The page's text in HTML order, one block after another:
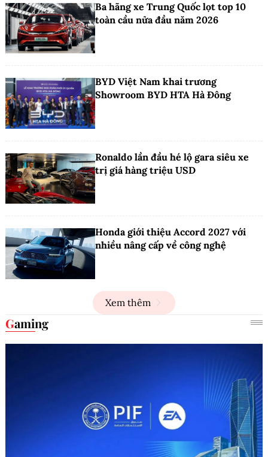
Ba hãng xe Trung Quốc lọt top 10
toàn cầu nửa đầu năm 2026
BYD Việt Nam khai trương
Showroom BYD HTA Hà Đông
Ronaldo lần đầu hé lộ gara siêu xe
trị giá hàng triệu USD
Honda giới thiệu Accord 2027 với
nhiều nâng cấp về công nghệ
Xem thêm
Gaming